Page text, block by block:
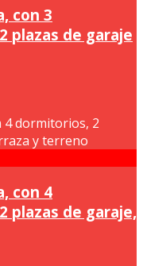
con 3
plazas de garaje
con 4
plazas de garaje,